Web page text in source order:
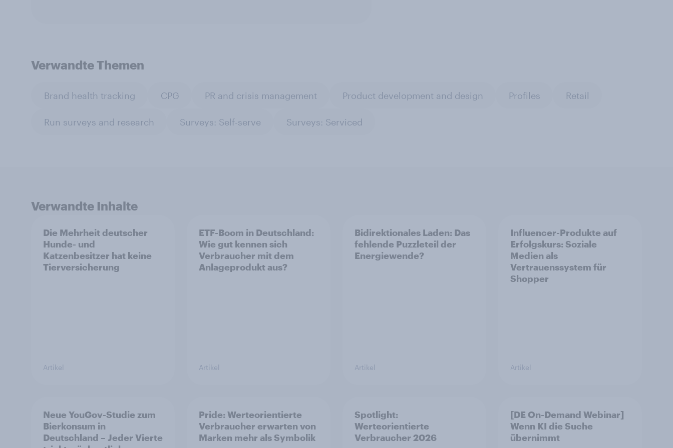
Verwandte Themen
Brand health tracking CPG PR and crisis management Product development and design Profiles Retail
Run surveys and research Surveys: Self-serve Surveys: Serviced
Verwandte Inhalte
Die Mehrheit deutscher
Hunde- und
Katzenbesitzer hat keine
Tierversicherung
Artikel
ETF-Boom in Deutschland:
Wie gut kennen sich
Verbraucher mit dem
Anlageprodukt aus?
Artikel
Bidirektionales Laden: Das
fehlende Puzzleteil der
Energiewende?
Artikel
Influencer-Produkte auf
Erfolgskurs: Soziale
Medien als
Vertrauenssystem für
Shopper
Artikel
Neue YouGov-Studie zum
Bierkonsum in
Deutschland – Jeder Vierte
Pride: Werteorientierte
Verbraucher erwarten von
Marken mehr als Symbolik
Spotlight:
Werteorientierte
Verbraucher 2026
[DE On-Demand Webinar]
Wenn KI die Suche
übernimmt